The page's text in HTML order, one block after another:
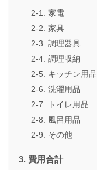
家電
家具
調理器具
調理収納
キッチン用品
洗濯用品
トイレ用品
風呂用品
その他
費用合計